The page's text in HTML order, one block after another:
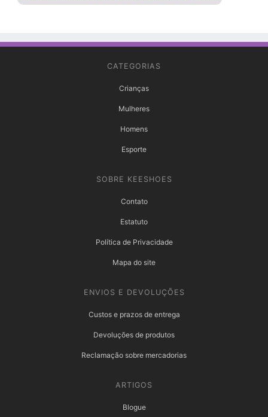
CATEGORIAS
Crianças
Mulheres
Homens
Esporte
SOBRE KEESHOES
Contato
Estatuto
Política de Privacidade
Mapa do site
ENVIOS E DEVOLUÇÕES
Custos e prazos de entrega
Devoluções de produtos
Reclamação sobre mercadorias
ARTIGOS
Blogue